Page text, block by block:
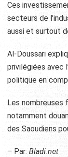
Ces
secteurs de
aussi et surtout
Al-Doussari
privilégiées avec
politique en
Les nombreuses
notamment
des Saoudiens
– Par: Bladi.net